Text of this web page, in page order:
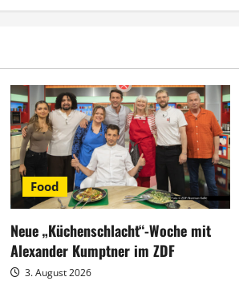
Food
Neue „Küchenschlacht“-Woche mit
Alexander Kumptner im ZDF
3. August 2026